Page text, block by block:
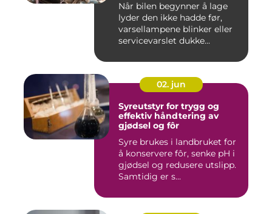
Når bilen begynner å lage
lyder den ikke hadde før,
varsellampene blinker eller
servicevarslet dukke...
02. jun
Syreutstyr for trygg og
effektiv håndtering av
gjødsel og fôr
Syre brukes i landbruket for
å konservere fôr, senke pH i
gjødsel og redusere utslipp.
Samtidig er s...